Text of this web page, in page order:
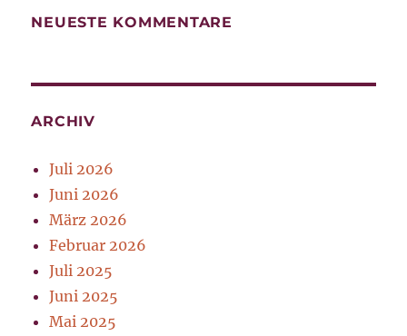
NEUESTE KOMMENTARE
ARCHIV
Juli 2026
Juni 2026
März 2026
Februar 2026
Juli 2025
Juni 2025
Mai 2025